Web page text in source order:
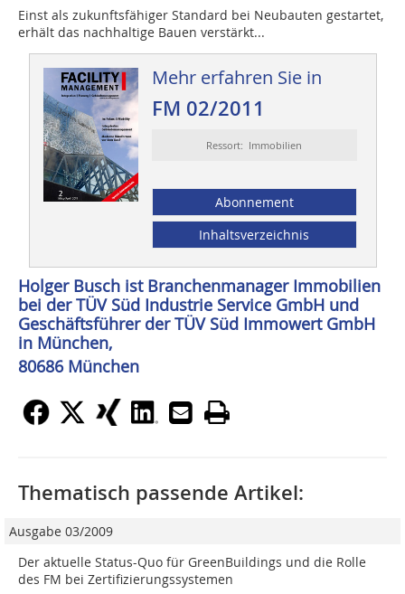
Einst als zukunftsfähiger Standard bei Neubauten gestartet,
erhält das nachhaltige Bauen verstärkt...
Mehr erfahren Sie in
FM 02/2011
Ressort: Immobilien
Abonnement
Inhaltsverzeichnis
Holger Busch ist Branchenmanager Immobilien
bei der TÜV Süd Industrie Service GmbH und
Geschäftsführer der TÜV Süd Immowert GmbH
in München,
80686 München
Thematisch passende Artikel:
Ausgabe 03/2009
Der aktuelle Status-Quo für GreenBuildings und die Rolle
des FM bei ­Zertifizierungssystemen